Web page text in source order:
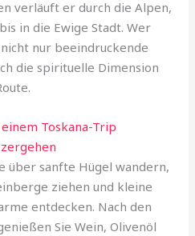
verläuft er durch die Alpen,
in die Ewige Stadt. Wer
nur beeindruckende
die spirituelle Dimension
Toskana-Trip
über sanfte Hügel wandern,
ziehen und kleine
entdecken. Nach den
Sie Wein, Olivenöl